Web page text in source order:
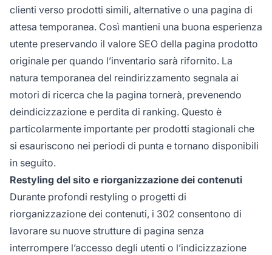
clienti verso prodotti simili, alternative o una pagina di
attesa temporanea. Così mantieni una buona esperienza
utente preservando il valore SEO della pagina prodotto
originale per quando l’inventario sarà rifornito. La
natura temporanea del reindirizzamento segnala ai
motori di ricerca che la pagina tornerà, prevenendo
deindicizzazione e perdita di ranking. Questo è
particolarmente importante per prodotti stagionali che
si esauriscono nei periodi di punta e tornano disponibili
in seguito.
Restyling del sito e riorganizzazione dei contenuti
Durante profondi restyling o progetti di
riorganizzazione dei contenuti, i 302 consentono di
lavorare su nuove strutture di pagina senza
interrompere l’accesso degli utenti o l’indicizzazione